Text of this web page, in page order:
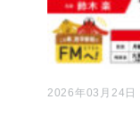
2026年03月24日